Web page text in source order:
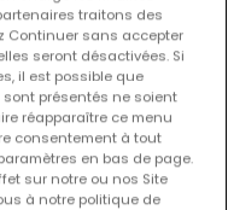
traitons des
Continuer sans accepter
seront désactivées. Si
il est possible que
présentés ne soient
réapparaître ce menu
consentement à tout
en bas de page.
sur notre ou nos Site
à notre politique de